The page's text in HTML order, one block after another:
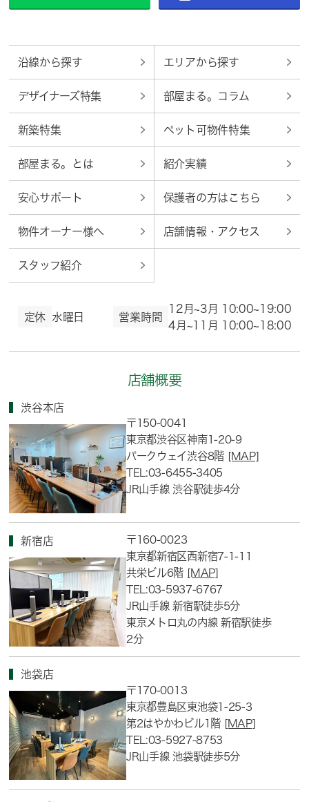
沿線から探す エリアから探す
デザイナーズ特集 部屋まる。コラム
新築特集 ペット可物件特集
部屋まる。とは 紹介実績
安心サポート 保護者の方はこちら
物件オーナー様へ 店舗情報・アクセス
スタッフ紹介
定休 水曜日 営業時間
12月~3月 10:00~19:00
4月~11月 10:00~18:00
店舗概要
渋谷本店
〒150-0041
東京都渋谷区神南1-20-9
パークウェイ渋谷8階 [MAP]
TEL:03-6455-3405
JR山手線 渋谷駅徒歩4分
新宿店
〒160-0023
東京都新宿区西新宿7-1-11
共栄ビル6階 [MAP]
TEL:03-5937-6767
JR山手線 新宿駅徒歩5分
東京メトロ丸の内線 新宿駅徒歩
2分
池袋店
〒170-0013
東京都豊島区東池袋1-25-3
第2はやかわビル1階 [MAP]
TEL:03-5927-8753
JR山手線 池袋駅徒歩5分